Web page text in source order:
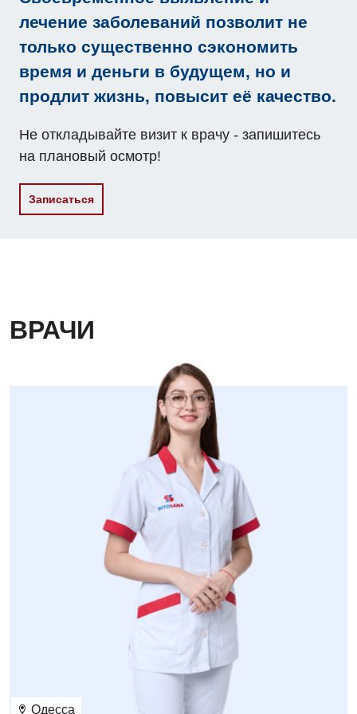
Маммология
Медицинская психология
Онкологическое отделение
Ортопедия и травматология
Отделение интенсивной терапии
Офтальмологическое отделение
Педиатрическое отделение
Сосудистая хирургия
Терапевтическое отделение
Травматологическое отделение
лечение заболеваний позволит не
только существенно сэкономить
время и деньги в будущем, но и
продлит жизнь, повысит её качество.
Не откладывайте визит к врачу - запишитесь
на плановый осмотр!
Записаться
ВРАЧИ
Одесса